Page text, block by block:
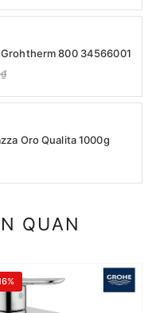
800 34566001
Oro Qualita 1000g
QUAN